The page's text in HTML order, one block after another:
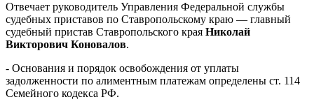
Отвечает руководитель Управления Федеральной службы
судебных приставов по Ставропольскому краю — главный
судебный пристав Ставропольского края Николай
Викторович Коновалов.
- Основания и порядок освобождения от уплаты
задолженности по алиментным платежам определены ст. 114
Семейного кодекса РФ.